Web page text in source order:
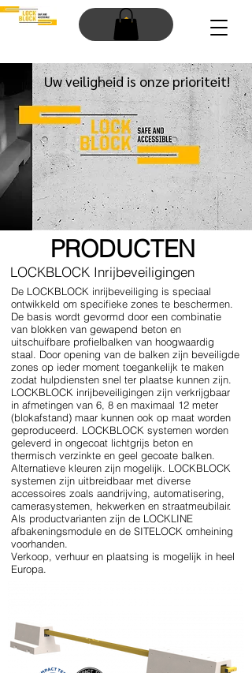
Uw veiligheid is onze prioriteit!
PRODUCTEN
LOCKBLOCK Inrijbeveiligingen
De LOCKBLOCK inrijbeveiliging is speciaal
ontwikkeld om specifieke zones te beschermen.
De basis wordt gevormd door een combinatie
van blokken van gewapend beton en
uitschuifbare profielbalken van hoogwaardig
staal. Door opening van de balken zijn beveiligde
zones op ieder moment toegankelijk te maken
zodat hulpdiensten snel ter plaatse kunnen zijn.
LOCKBLOCK inrijbeveiligingen zijn verkrijgbaar
in afmetingen van 6, 8 en maximaal 12 meter
(blokafstand) maar kunnen ook op maat worden
geproduceerd. LOCKBLOCK systemen worden
geleverd in ongecoat lichtgrijs beton en
thermisch verzinkte en geel gecoate balken.
Alternatieve kleuren zijn mogelijk. LOCKBLOCK
systemen zijn uitbreidbaar met diverse
accessoires zoals aandrijving, automatisering,
camerasystemen, hekwerken en straatmeubilair.
Als productvarianten zijn de LOCKLINE
afbakeningsmodule en de SITELOCK omheining
voorhanden.
Verkoop, verhuur en plaatsing is mogelijk in heel
Europa.